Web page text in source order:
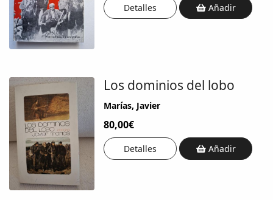
Detalles Añadir
Los dominios del lobo
Marías, Javier
80,00€
Detalles Añadir